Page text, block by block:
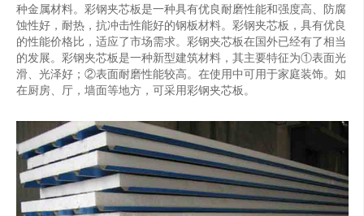
种金属材料。彩钢夹芯板是一种具有优良耐磨性能和强度高、防腐
蚀性好，耐热，抗冲击性能好的钢板材料。彩钢夹芯板，具有优良
的性能价格比，适应了市场需求。彩钢夹芯板在国外已经有了相当
的发展。彩钢夹芯板是一种新型建筑材料，其主要特征为①表面光
滑、光泽好；②表面耐磨性能较高。在使用中可用于家庭装饰。如
在厨房、厅，墙面等地方，可采用彩钢夹芯板。